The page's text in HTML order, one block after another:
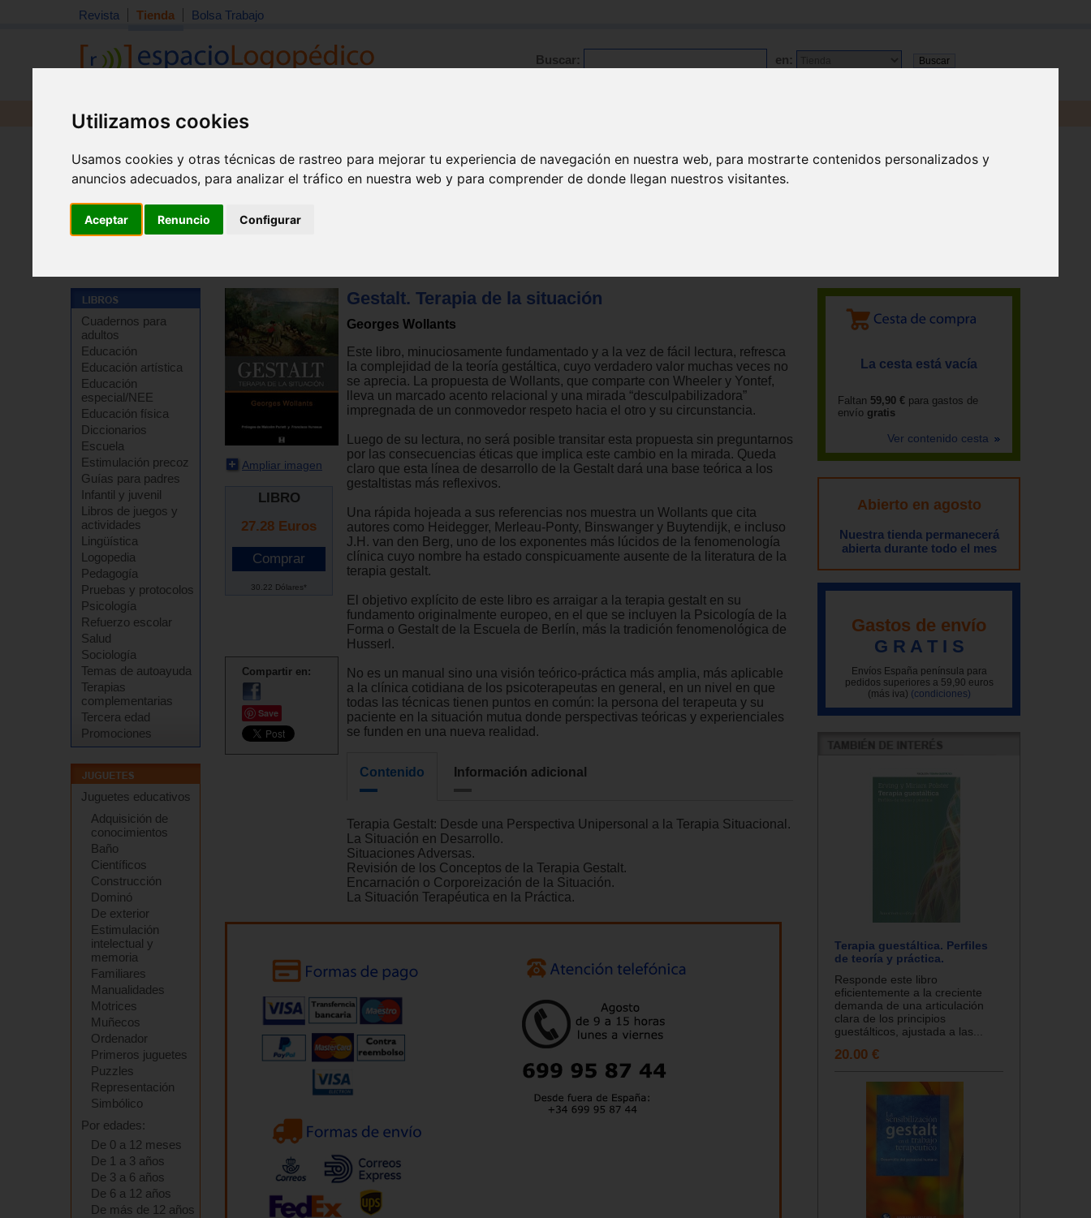
Utilizamos cookies
Usamos cookies y otras técnicas de rastreo para mejorar tu experiencia de navegación en nuestra web, para mostrarte contenidos personalizados y
anuncios adecuados, para analizar el tráfico en nuestra web y para comprender de donde llegan nuestros visitantes.
Aceptar Renuncio Configurar
Revista Tienda Bolsa Trabajo
Buscar: en:
Revista Libros Material
Cuadernos para
adultos
Educación
Educación artística
Educación
especial/NEE
Educación física
Diccionarios
Escuela
Estimulación precoz
Guías para padres
Infantil y juvenil
Libros de juegos y
actividades
Lingüística
Logopedia
Pedagogía
Pruebas y protocolos
Psicología
Refuerzo escolar
Salud
Sociología
Temas de autoayuda
Terapias
complementarias
Tercera edad
Promociones
Juguetes educativos
Adquisición de
conocimientos
Baño
Científicos
Construcción
Dominó
De exterior
Estimulación
intelectual y
memoria
Familiares
Manualidades
Motrices
Muñecos
Ordenador
Primeros juguetes
Puzzles
Representación
Simbólico
Por edades:
De 0 a 12 meses
De 1 a 3 años
De 3 a 6 años
De 6 a 12 años
De más de 12 años
Ampliar imagen
LIBRO
27.28 Euros
30.22 Dólares*
Compartir en:
Save
Gestalt. Terapia de la situación
Georges Wollants
Este libro, minuciosamente fundamentado y a la vez de fácil lectura, refresca
la complejidad de la teoría gestáltica, cuyo verdadero valor muchas veces no
se aprecia. La propuesta de Wollants, que comparte con Wheeler y Yontef,
lleva un marcado acento relacional y una mirada “desculpabilizadora”
impregnada de un conmovedor respeto hacia el otro y su circunstancia.
Luego de su lectura, no será posible transitar esta propuesta sin preguntarnos
por las consecuencias éticas que implica este cambio en la mirada. Queda
claro que esta línea de desarrollo de la Gestalt dará una base teórica a los
gestaltistas más reflexivos.
Una rápida hojeada a sus referencias nos muestra un Wollants que cita
autores como Heidegger, Merleau-Ponty, Binswanger y Buytendijk, e incluso
J.H. van den Berg, uno de los exponentes más lúcidos de la fenomenología
clínica cuyo nombre ha estado conspicuamente ausente de la literatura de la
terapia gestalt.
El objetivo explícito de este libro es arraigar a la terapia gestalt en su
fundamento originalmente europeo, en el que se incluyen la Psicología de la
Forma o Gestalt de la Escuela de Berlín, más la tradición fenomenológica de
Husserl.
No es un manual sino una visión teórico-práctica más amplia, más aplicable
a la clínica cotidiana de los psicoterapeutas en general, en un nivel en que
todas las técnicas tienen puntos en común: la persona del terapeuta y su
paciente en la situación mutua donde perspectivas teóricas y experienciales
se funden en una nueva realidad.
Contenido Información adicional
Terapia Gestalt: Desde una Perspectiva Unipersonal a la Terapia Situacional.
La Situación en Desarrollo.
Situaciones Adversas.
Revisión de los Conceptos de la Terapia Gestalt.
Encarnación o Corporeización de la Situación.
La Situación Terapéutica en la Práctica.
La cesta está vacía
Faltan 59,90 € para gastos de
envío gratis
Ver contenido cesta
Abierto en agosto
Nuestra tienda permanecerá
abierta durante todo el mes
Gastos de envío
G R A T I S
Envíos España península para
pedidos superiores a 59,90 euros
(más iva) (condiciones)
Terapia guestáltica. Perfiles
de teoría y práctica.
Responde este libro
eficientemente a la creciente
demanda de una articulación
clara de los principios
guestálticos, ajustada a las...
20.00 €